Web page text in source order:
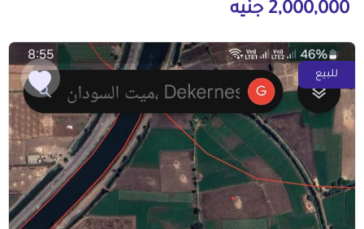
2,000,000 جنيه
للبيع